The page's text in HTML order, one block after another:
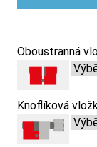
Oboustranná
Knoflíková